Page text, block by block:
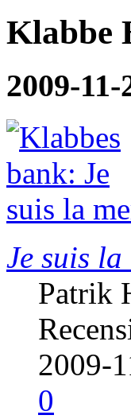
Klabbe
2009-11-
Je suis la
Patrik
2009-
0